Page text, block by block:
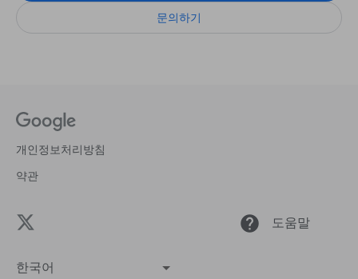
문의하기
개인정보처리방침
약관
help 도움말
한국어